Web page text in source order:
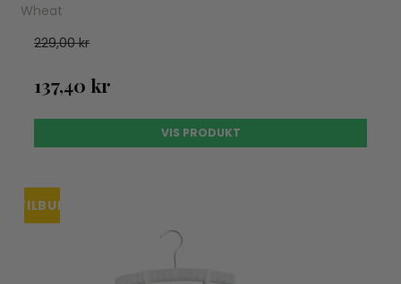
Wheat
229,00 kr
137,40 kr
VIS PRODUKT
TILBUD